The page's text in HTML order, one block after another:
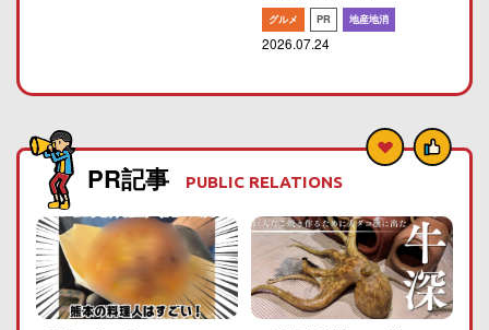
グルメ PR 地産地消
2026.07.24
PR記事 PUBLIC RELATIONS